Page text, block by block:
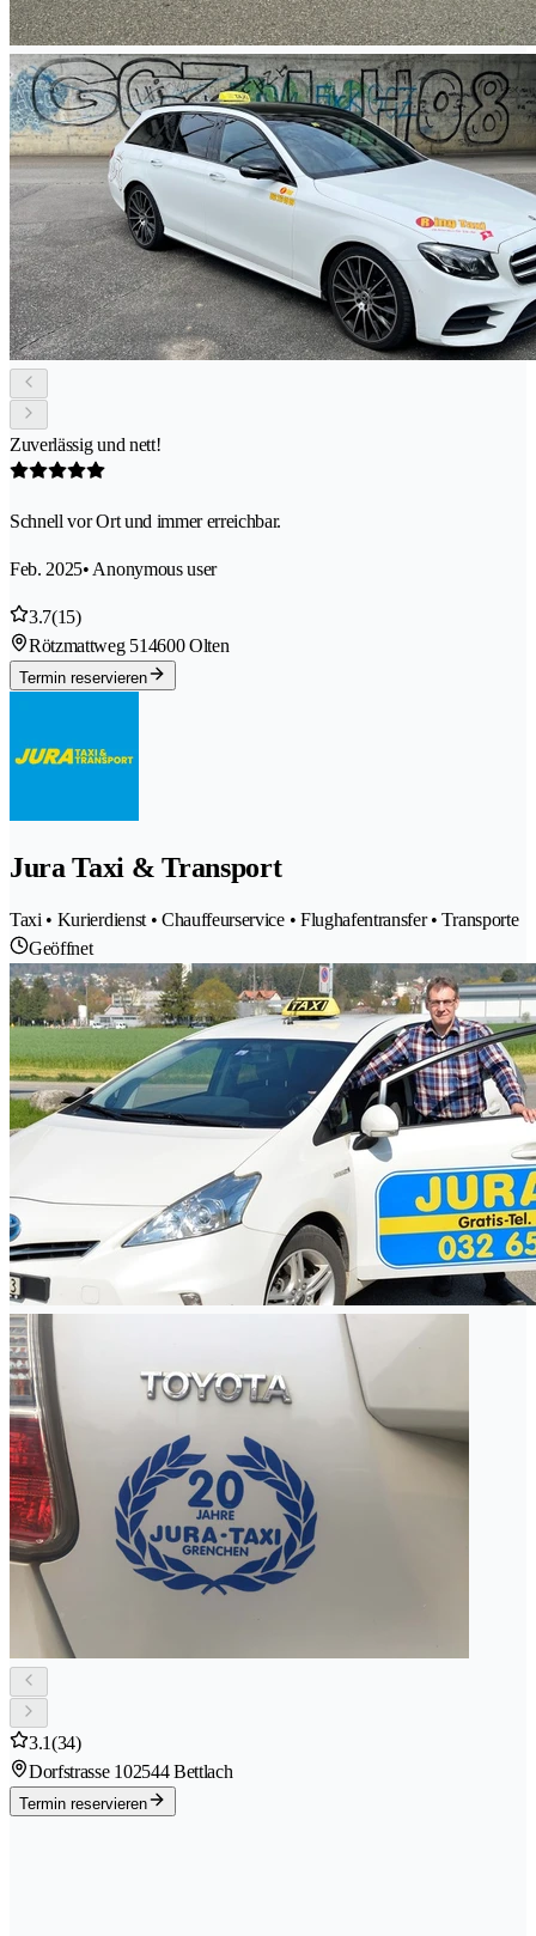
Zuverlässig und nett!
Schnell vor Ort und immer erreichbar.
Feb. 2025• Anonymous user
3.7(15)
Rötzmattweg 514600 Olten
Termin reservieren
Jura Taxi & Transport
Taxi • Kurierdienst • Chauffeurservice • Flughafentransfer • Transporte
Geöffnet
3.1(34)
Dorfstrasse 102544 Bettlach
Termin reservieren